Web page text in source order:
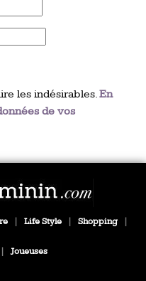
les indésirables.En
de vos
Life Style Shopping
Joueuses